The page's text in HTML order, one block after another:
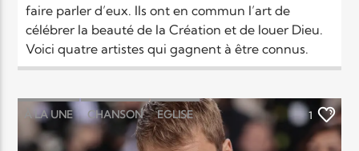
faire parler d’eux. Ils ont en commun l’art de
célébrer la beauté de la Création et de louer Dieu.
Voici quatre artistes qui gagnent à être connus.
À LA UNE CHANSON EGLISE
RELIGIONS
1